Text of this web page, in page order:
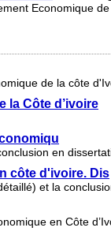
Economique
de la côte
la Côte d’ivoire
en
côte d'ivoire. Dis
et la
en Côte